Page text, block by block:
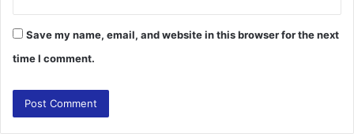
Save my name, email, and website in this browser for the next
time I comment.